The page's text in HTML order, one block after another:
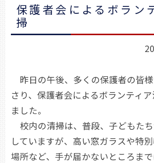
保護者会によるボラン
掃
昨日の午後、多くの保護者の皆
さり、保護者会によるボランティ
ました。
校内の清掃は、普段、子どもた
していますが、高い窓ガラスや特
場所など、手が届かないところま